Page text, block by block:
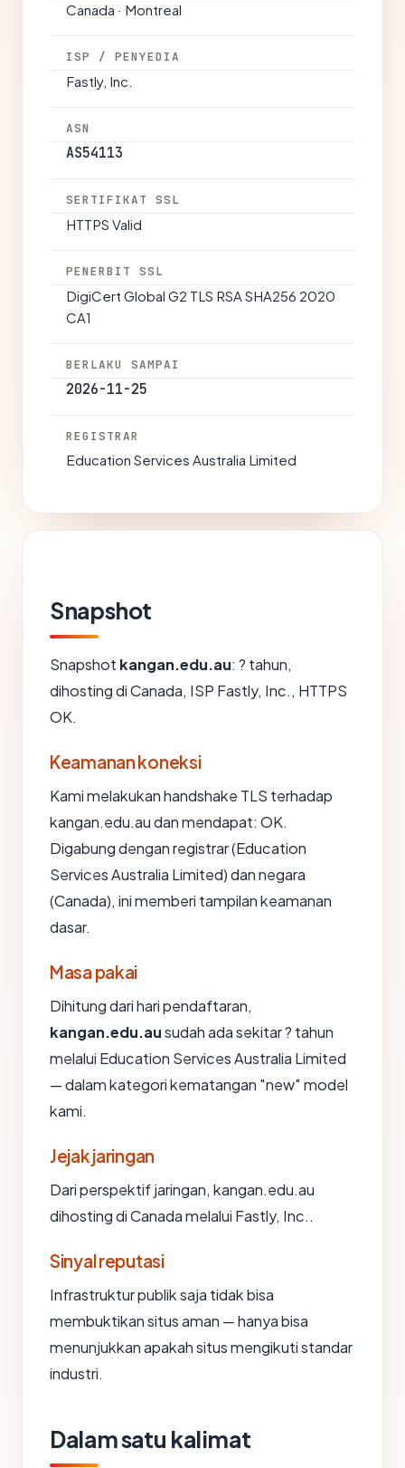
Canada · Montreal
ISP / PENYEDIA
Fastly, Inc.
ASN
AS54113
SERTIFIKAT SSL
HTTPS Valid
PENERBIT SSL
DigiCert Global G2 TLS RSA SHA256 2020
CA1
BERLAKU SAMPAI
2026-11-25
REGISTRAR
Education Services Australia Limited
Snapshot
Snapshot kangan.edu.au: ? tahun,
dihosting di Canada, ISP Fastly, Inc., HTTPS
OK.
Keamanan koneksi
Kami melakukan handshake TLS terhadap
kangan.edu.au dan mendapat: OK.
Digabung dengan registrar (Education
Services Australia Limited) dan negara
(Canada), ini memberi tampilan keamanan
dasar.
Masa pakai
Dihitung dari hari pendaftaran,
kangan.edu.ausudah ada sekitar ? tahun
melalui Education Services Australia Limited
— dalam kategori kematangan "new" model
kami.
Jejak jaringan
Dari perspektif jaringan, kangan.edu.au
dihosting di Canada melalui Fastly, Inc..
Sinyal reputasi
Infrastruktur publik saja tidak bisa
membuktikan situs aman — hanya bisa
menunjukkan apakah situs mengikuti standar
industri.
Dalam satu kalimat